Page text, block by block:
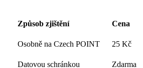
Způsob zjištění Cena
Osobně na Czech POINT 25 Kč
Datovou schránkou Zdarma